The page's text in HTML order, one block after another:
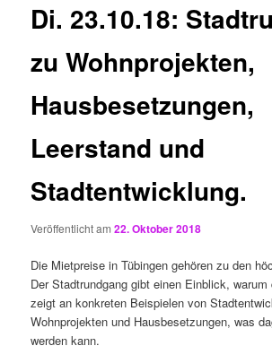
Di. 23.10.18:
zu Wohnprojekten,
Hausbesetzungen,
Leerstand und
Stadtentwicklung.
Veröffentlicht am22. Oktober 2018
Die Mietpreise in Tübingen gehören zu den
Der Stadtrundgang gibt einen Einblick,
zeigt an konkreten Beispielen von
Wohnprojekten und Hausbesetzungen, was
werden kann.